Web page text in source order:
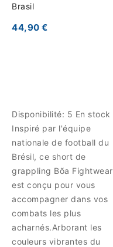
Brasil
44,90 €
Disponibilité: 5 En stock
Inspiré par l'équipe
nationale de football du
Brésil, ce short de
grappling Bõa Fightwear
est conçu pour vous
accompagner dans vos
combats les plus
acharnés.Arborant les
couleurs vibrantes du